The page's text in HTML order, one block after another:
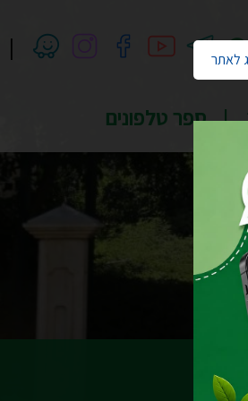
לאתר
ספר טלפונים
חיפוש |